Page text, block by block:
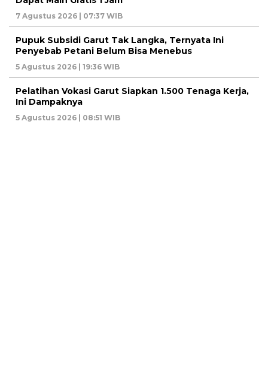
7 Agustus 2026 | 07:37 WIB
Pupuk Subsidi Garut Tak Langka, Ternyata Ini
Penyebab Petani Belum Bisa Menebus
5 Agustus 2026 | 19:36 WIB
Pelatihan Vokasi Garut Siapkan 1.500 Tenaga Kerja,
Ini Dampaknya
5 Agustus 2026 | 08:51 WIB